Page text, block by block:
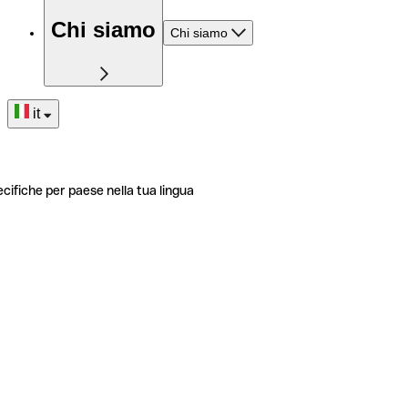
Chi siamo Chi siamo
it
per paese nella tua lingua